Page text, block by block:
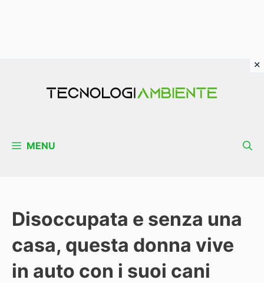
MENU
Disoccupata e senza una
casa, questa donna vive
in auto con i suoi cani